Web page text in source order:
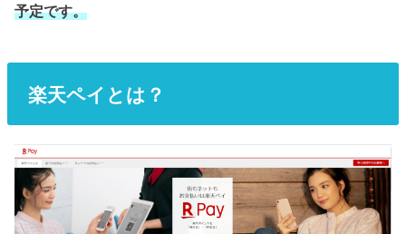
予定です。
楽天ペイとは？